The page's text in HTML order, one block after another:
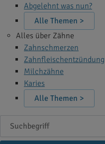
Abgelehnt was nun?
Alle Themen >
Alles über Zähne
Zahnschmerzen
Zahnfleischentzündung
Milchzähne
Karies
Alle Themen >
Suchbegriff